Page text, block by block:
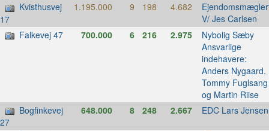
Kvisthusvej
17
1.195.000 9 198 4.682
V/ Jes Carlsen
Falkevej 47
700.000 6 216 2.975 Nybolig Sæby
Ansvarlige
indehavere:
Anders Nygaard,
Tommy Fuglsang
og Martin Riise
Bogfinkevej
27
648.000 8 248 2.667 EDC Lars Jensen